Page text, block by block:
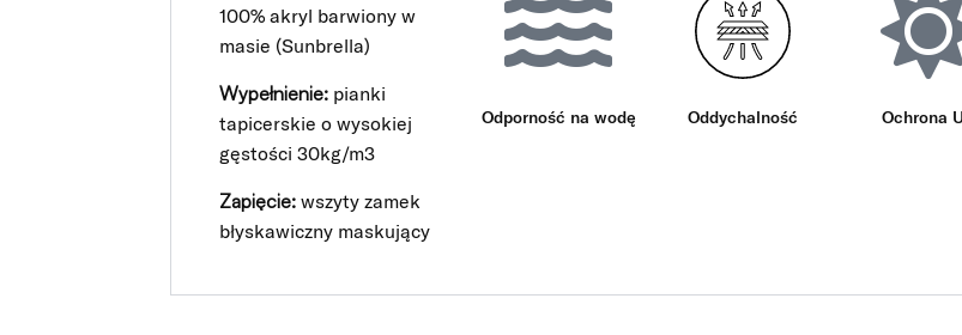
100% akryl barwiony w
masie (Sunbrella)
Wypełnienie: pianki
tapicerskie o wysokiej
gęstości 30kg/m3
Zapięcie: wszyty zamek
błyskawiczny maskujący
Odporność na wodę Oddychalność Ochrona